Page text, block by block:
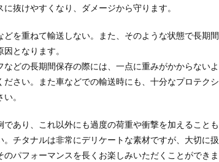
に抜けやすくなり、ダメージから守ります。
どを重ねて輸送しない。また、そのような状態で長期間
となります。
などの長期間保存の際には、一点に重みがかからないよ
ださい。また車などでの輸送時にも、十分なプロテクシ
。
であり、これ以外にも過度の荷重や衝撃を加えることも
。チタナルは非常にデリケートな素材ですが、大切に扱
のパフォーマンスを長くお楽しみいただくことができま